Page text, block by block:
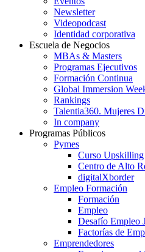
Newsletter
Videopodcast
Identidad corporativa
Escuela de Negocios
MBAs & Masters
Programas Ejecutivos
Formación Continua
Global Immersion
Rankings
Talentia360. Mujeres
In company
Programas Públicos
Pymes
Curso Upskilling
Centro de Alto
digitalXborder
Empleo Formación
Formación
Empleo
Desafío Empleo
Factorías de
Emprendedores